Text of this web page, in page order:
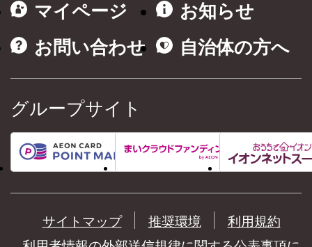
マイページ
お知らせ
お問い合わせ
自治体の方へ
グループサイト
サイトマップ 推奨環境
利用規約